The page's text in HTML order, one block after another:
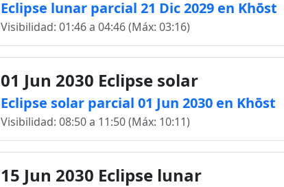
Eclipse lunar parcial 21 Dic 2029 en Khōst
Visibilidad: 01:46 a 04:46 (Máx: 03:16)
01 Jun 2030 Eclipse solar
Eclipse solar parcial 01 Jun 2030 en Khōst
Visibilidad: 08:50 a 11:50 (Máx: 10:11)
15 Jun 2030 Eclipse lunar